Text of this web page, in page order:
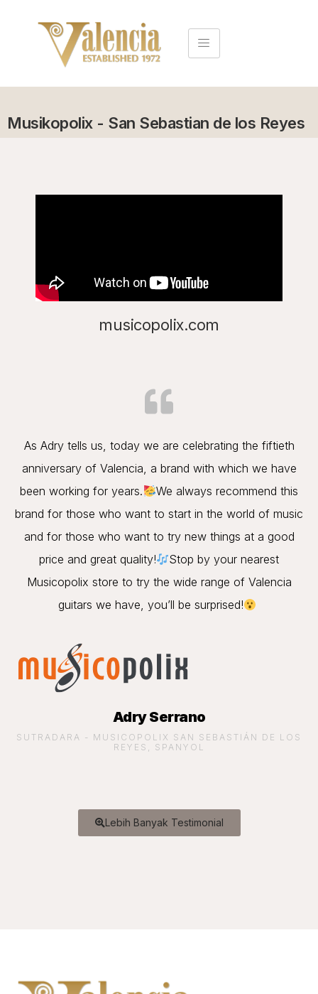
Musikopolix - San Sebastian de los Reyes
musicopolix.com
As Adry tells us, today we are celebrating the fiftieth
anniversary of Valencia, a brand with which we have
been working for years.
We always recommend this
brand for those who want to start in the world of music
and for those who want to try new things at a good
price and great quality!
Stop by your nearest
Musicopolix store to try the wide range of Valencia
guitars we have, you’ll be surprised!
Adry Serrano
SUTRADARA - MUSICOPOLIX SAN SEBASTIÁN DE LOS
REYES, SPANYOL
Lebih Banyak Testimonial